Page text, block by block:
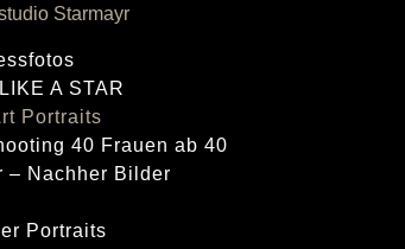
A STAR
Portraits
40 Frauen ab 40
– Nachher Bilder
Portraits